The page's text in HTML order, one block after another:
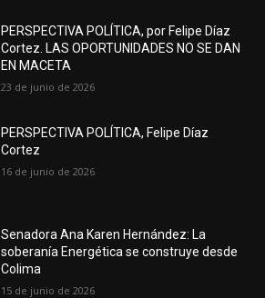
PERSPECTIVA POLÍTICA, por Felipe Díaz
Cortez. LAS OPORTUNIDADES NO SE DAN
EN MACETA
23 de junio de 2026
PERSPECTIVA POLÍTICA, Felipe Díaz
Cortez
16 de junio de 2026
Senadora Ana Karen Hernández: La
soberanía Energética se construye desde
Colima
15 de junio de 2026